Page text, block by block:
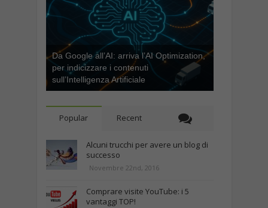
Da Google all’AI: arriva l’AI Optimization,
per indicizzare i contenuti
sull’Intelligenza Artificiale
Popular Recent
Alcuni trucchi per avere un blog di
successo
Novembre 22nd, 2016
Comprare visite YouTube: i 5
vantaggi TOP!